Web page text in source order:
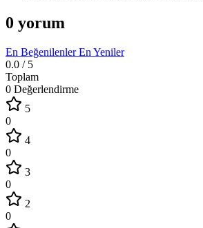
0 yorum
En BeğenilenlerEn Yeniler
0.0 / 5
Toplam
0 Değerlendirme
5
0
4
0
3
0
2
0